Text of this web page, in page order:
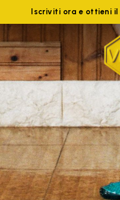
Iscriviti ora e ottieni il